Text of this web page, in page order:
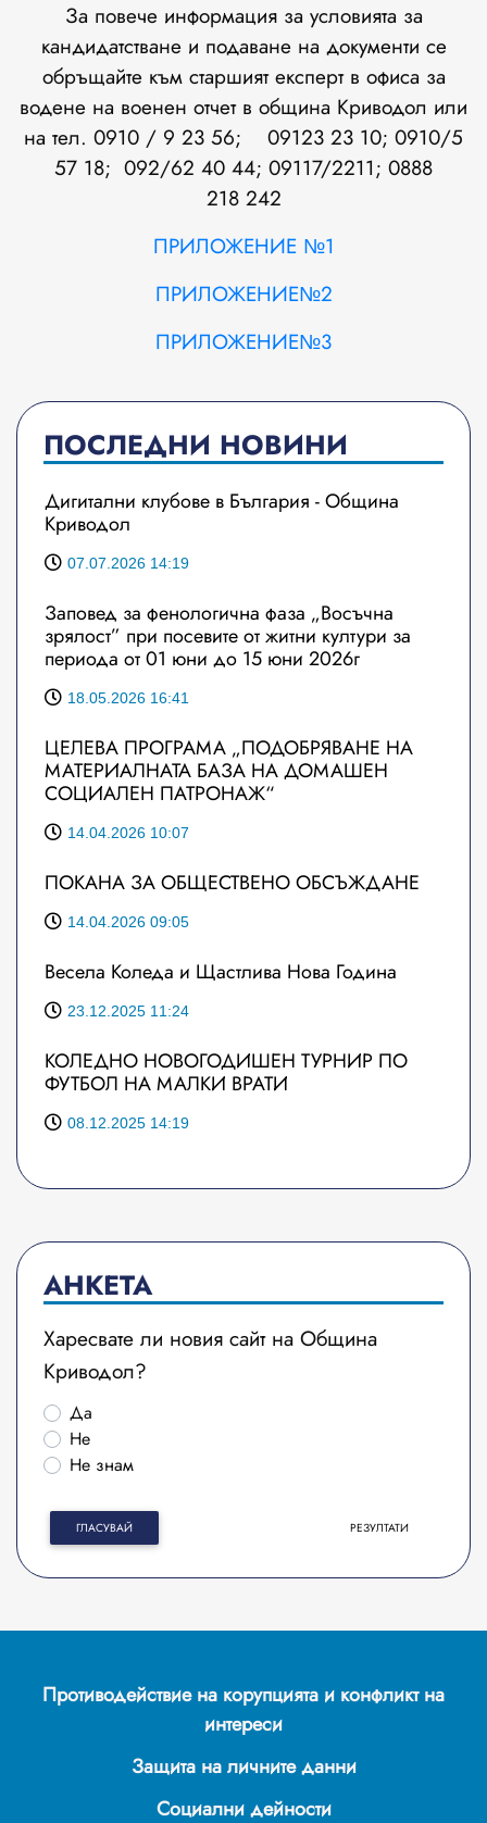
За повече информация за условията за
кандидатстване и подаване на документи се
обръщайте към старшият експерт в офиса за
водене на военен отчет в община Криводол или
на тел. 0910 / 9 23 56; 09123 23 10; 0910/5
57 18; 092/62 40 44; 09117/2211; 0888
218 242
ПРИЛОЖЕНИЕ №1
ПРИЛОЖЕНИЕ№2
ПРИЛОЖЕНИЕ№3
ПОСЛЕДНИ НОВИНИ
Дигитални клубове в България - Община
Криводол
07.07.2026 14:19
Заповед за фенологична фаза „Восъчна
зрялост” при посевите от житни култури за
периода от 01 юни до 15 юни 2026г
18.05.2026 16:41
ЦЕЛЕВА ПРОГРАМА „ПОДОБРЯВАНЕ НА
МАТЕРИАЛНАТА БАЗА НА ДОМАШЕН
СОЦИАЛЕН ПАТРОНАЖ“
14.04.2026 10:07
ПОКАНА ЗА ОБЩЕСТВЕНО ОБСЪЖДАНЕ
14.04.2026 09:05
Весела Коледа и Щастлива Нова Година
23.12.2025 11:24
КОЛЕДНО НОВОГОДИШЕН ТУРНИР ПО
ФУТБОЛ НА МАЛКИ ВРАТИ
08.12.2025 14:19
АНКЕТА
Харесвате ли новия сайт на Община
Криводол?
Да
Не
Не знам
ГЛАСУВАЙ РЕЗУЛТАТИ
Противодействие на корупцията и конфликт на
интереси
Защита на личните данни
Социални дейности